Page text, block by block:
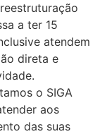
a ter 15
atendem
direta e
o SIGA
aos
das suas